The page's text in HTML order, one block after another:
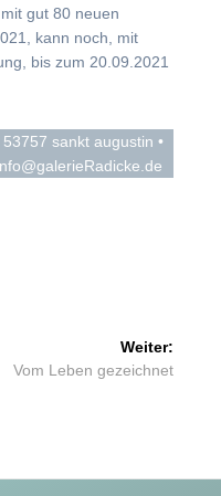
gut 80 neuen
kann noch, mit
bis zum 20.09.2021
sankt augustin •
Weiter:
Nächster
Vom Leben gezeichnet